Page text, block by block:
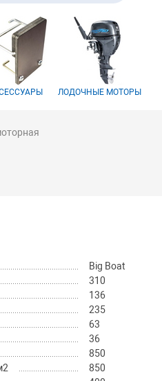
ЛОДОЧНЫЕ МОТОРЫ
Big Boat
310
136
235
63
36
850
850